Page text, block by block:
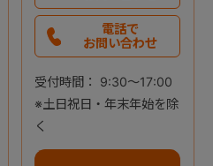
電話で
お問い合わせ
受付時間： 9:30～17:00
※土日祝日・年末年始を除
く